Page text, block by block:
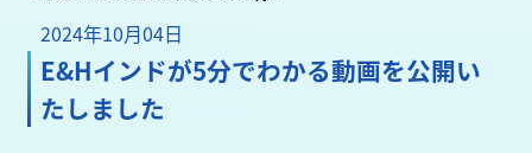
2024年10月04日
E&Hインドが5分でわかる動画を公開い
たしました